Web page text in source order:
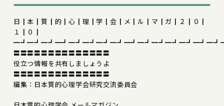
日┃本┃質┃的┃心┃理┃学┃会┃メ┃ル┃マ┃ガ┃２┃０┃
１┃０┃
〓〓〓〓〓〓〓〓〓〓〓〓〓〓
役立つ情報を共有しましょうよ
〓〓〓〓〓〓〓〓〓〓〓〓〓〓
編集：日本質的心理学会研究交流委員会